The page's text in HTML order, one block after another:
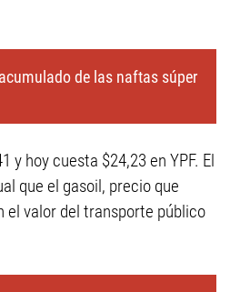
de las naftas súper
y hoy cuesta $24,23 en YPF. El
que el gasoil, precio que
valor del transporte público